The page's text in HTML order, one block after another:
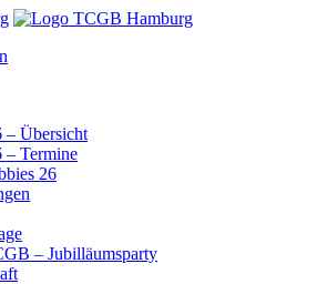
– Übersicht
– Termine
26
– Jubilläumsparty